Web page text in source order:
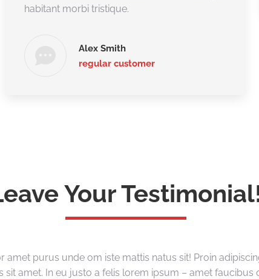
Alex Smith
regular customer
habitant morbi tristique.
Your
amet purus unde om iste mattis natus sit! Proin
sit amet. In eu justo a felis lorem ipsum – amet faucibus